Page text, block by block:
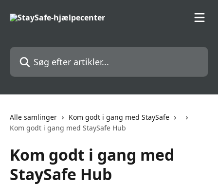
Søg efter artikler...
Alle samlinger
Kom godt i gang med StaySafe
Kom godt i gang med StaySafe Hub
Kom godt i gang med
StaySafe Hub